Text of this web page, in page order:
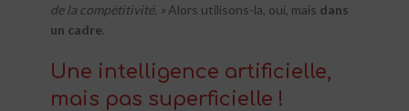
de la compétitivité. » Alors utilisons-la, oui, mais dans
un cadre.
Une intelligence artificielle,
mais pas superficielle !